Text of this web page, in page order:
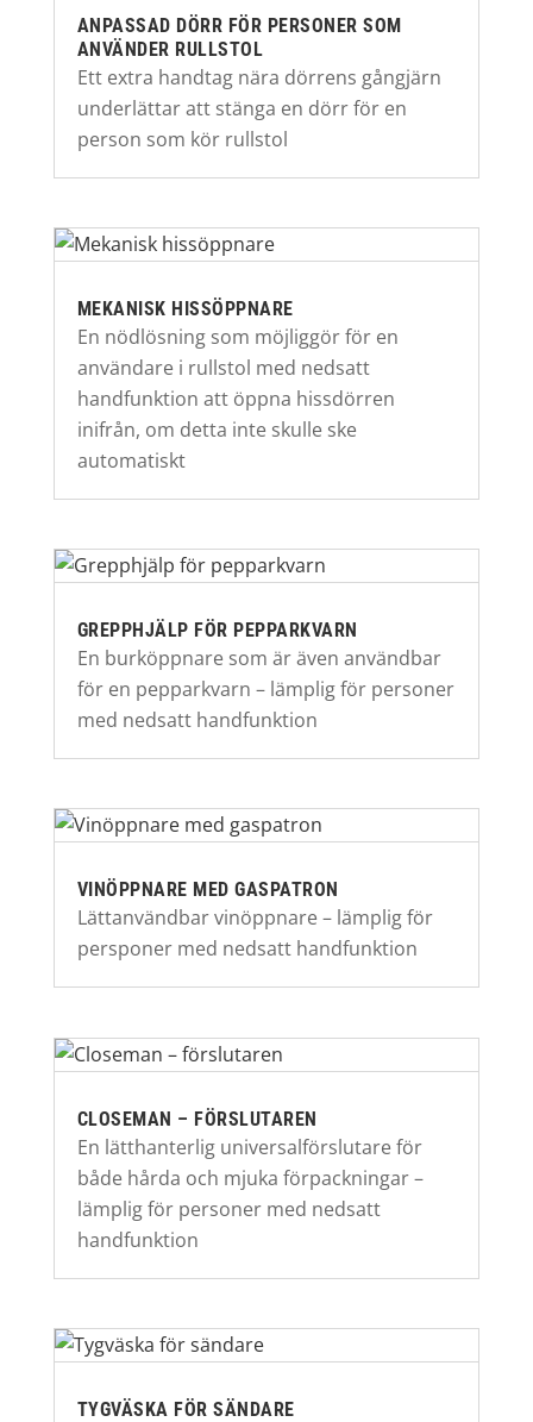
ANPASSAD DÖRR FÖR PERSONER SOM
ANVÄNDER RULLSTOL
Ett extra handtag nära dörrens gångjärn
underlättar att stänga en dörr för en
person som kör rullstol
MEKANISK HISSÖPPNARE
En nödlösning som möjliggör för en
användare i rullstol med nedsatt
handfunktion att öppna hissdörren
inifrån, om detta inte skulle ske
automatiskt
GREPPHJÄLP FÖR PEPPARKVARN
En burköppnare som är även användbar
för en pepparkvarn – lämplig för personer
med nedsatt handfunktion
VINÖPPNARE MED GASPATRON
Lättanvändbar vinöppnare – lämplig för
persponer med nedsatt handfunktion
CLOSEMAN – FÖRSLUTAREN
En lätthanterlig universalförslutare för
både hårda och mjuka förpackningar –
lämplig för personer med nedsatt
handfunktion
TYGVÄSKA FÖR SÄNDARE